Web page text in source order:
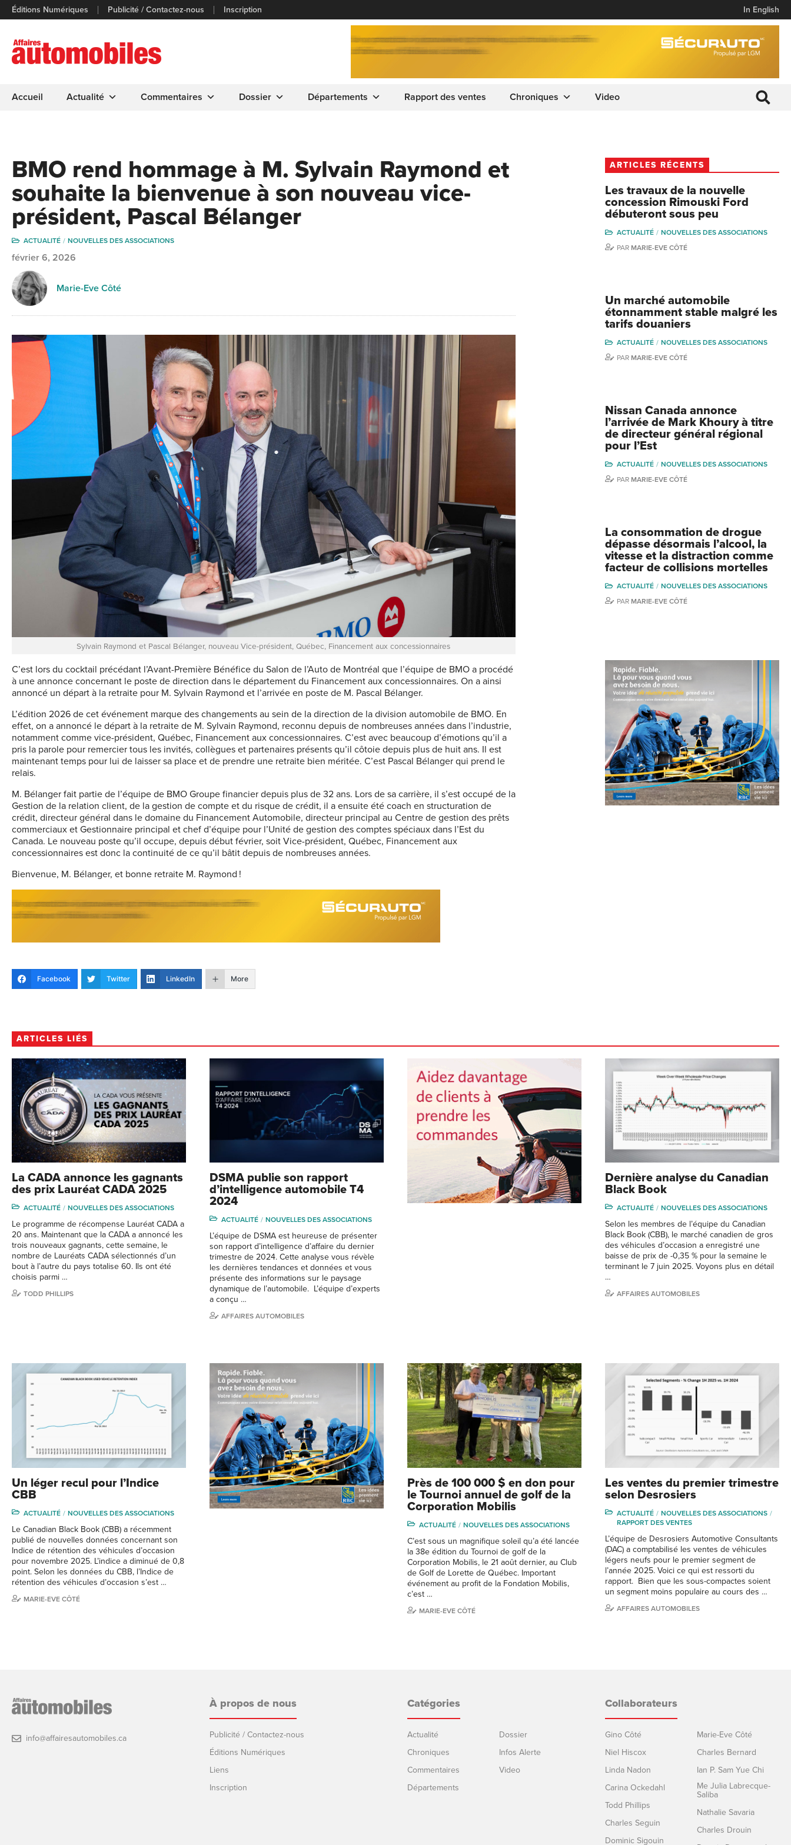
Éditions Numériques Publicité / Contactez-nous Inscription In English
Accueil Actualité Commentaires Dossier Départements Rapport des ventes Chroniques Video
BMO rend hommage à M. Sylvain Raymond et
souhaite la bienvenue à son nouveau vice-
président, Pascal Bélanger
ACTUALITÉ NOUVELLES DES ASSOCIATIONS
février 6, 2026
Marie-Eve Côté
Sylvain Raymond et Pascal Bélanger, nouveau Vice-président, Québec, Financement aux concessionnaires
C’est lors du cocktail précédant l’Avant-Première Bénéfice du Salon de l’Auto de Montréal que l’équipe de BMO a procédé
à une annonce concernant le poste de direction dans le département du Financement aux concessionnaires. On a ainsi
annoncé un départ à la retraite pour M. Sylvain Raymond et l’arrivée en poste de M. Pascal Bélanger.
L’édition 2026 de cet événement marque des changements au sein de la direction de la division automobile de BMO. En
effet, on a annoncé le départ à la retraite de M. Sylvain Raymond, reconnu depuis de nombreuses années dans l’industrie,
notamment comme vice-président, Québec, Financement aux concessionnaires. C’est avec beaucoup d’émotions qu’il a
pris la parole pour remercier tous les invités, collègues et partenaires présents qu’il côtoie depuis plus de huit ans. Il est
maintenant temps pour lui de laisser sa place et de prendre une retraite bien méritée. C’est Pascal Bélanger qui prend le
relais.
M. Bélanger fait partie de l’équipe de BMO Groupe financier depuis plus de 32 ans. Lors de sa carrière, il s’est occupé de la
Gestion de la relation client, de la gestion de compte et du risque de crédit, il a ensuite été coach en structuration de
crédit, directeur général dans le domaine du Financement Automobile, directeur principal au Centre de gestion des prêts
commerciaux et Gestionnaire principal et chef d’équipe pour l’Unité de gestion des comptes spéciaux dans l’Est du
Canada. Le nouveau poste qu’il occupe, depuis début février, soit Vice-président, Québec, Financement aux
concessionnaires est donc la continuité de ce qu’il bâtit depuis de nombreuses années.
Bienvenue, M. Bélanger, et bonne retraite M. Raymond !
Facebook Twitter LinkedIn More
ARTICLES RÉCENTS
Les travaux de la nouvelle
concession Rimouski Ford
débuteront sous peu
ACTUALITÉ
NOUVELLES DES ASSOCIATIONS
PAR MARIE-EVE CÔTÉ
Un marché automobile
étonnamment stable malgré les
tarifs douaniers
ACTUALITÉ
NOUVELLES DES ASSOCIATIONS
PAR MARIE-EVE CÔTÉ
Nissan Canada annonce
l’arrivée de Mark Khoury à titre
de directeur général régional
pour l’Est
ACTUALITÉ
NOUVELLES DES ASSOCIATIONS
PAR MARIE-EVE CÔTÉ
La consommation de drogue
dépasse désormais l’alcool, la
vitesse et la distraction comme
facteur de collisions mortelles
ACTUALITÉ
NOUVELLES DES ASSOCIATIONS
PAR MARIE-EVE CÔTÉ
ARTICLES LIÉS
La CADA annonce les gagnants
des prix Lauréat CADA 2025
ACTUALITÉ NOUVELLES DES ASSOCIATIONS
Le programme de récompense Lauréat CADA a
20 ans. Maintenant que la CADA a annoncé les
trois nouveaux gagnants, cette semaine, le
nombre de Lauréats CADA sélectionnés d’un
bout à l’autre du pays totalise 60. Ils ont été
choisis parmi …
TODD PHILLIPS
DSMA publie son rapport
d’intelligence automobile T4
2024
ACTUALITÉ NOUVELLES DES ASSOCIATIONS
L’équipe de DSMA est heureuse de présenter
son rapport d’intelligence d’affaire du dernier
trimestre de 2024. Cette analyse vous révèle
les dernières tendances et données et vous
présente des informations sur le paysage
dynamique de l’automobile. L’équipe d’experts
a conçu …
AFFAIRES AUTOMOBILES
Dernière analyse du Canadian
Black Book
ACTUALITÉ NOUVELLES DES ASSOCIATIONS
Selon les membres de l’équipe du Canadian
Black Book (CBB), le marché canadien de gros
des véhicules d’occasion a enregistré une
baisse de prix de -0,35 % pour la semaine le
terminant le 7 juin 2025. Voyons plus en détail
…
AFFAIRES AUTOMOBILES
Un léger recul pour l’Indice
CBB
ACTUALITÉ NOUVELLES DES ASSOCIATIONS
Le Canadian Black Book (CBB) a récemment
publié de nouvelles données concernant son
Indice de rétention des véhicules d’occasion
pour novembre 2025. L’indice a diminué de 0,8
point. Selon les données du CBB, l’Indice de
rétention des véhicules d’occasion s’est …
MARIE-EVE CÔTÉ
Près de 100 000 $ en don pour
le Tournoi annuel de golf de la
Corporation Mobilis
ACTUALITÉ NOUVELLES DES ASSOCIATIONS
C’est sous un magnifique soleil qu’a été lancée
la 38e édition du Tournoi de golf de la
Corporation Mobilis, le 21 août dernier, au Club
de Golf de Lorette de Québec. Important
événement au profit de la Fondation Mobilis,
c’est …
MARIE-EVE CÔTÉ
Les ventes du premier trimestre
selon Desrosiers
ACTUALITÉ
NOUVELLES DES ASSOCIATIONS
RAPPORT DES VENTES
L’équipe de Desrosiers Automotive Consultants
(DAC) a comptabilisé les ventes de véhicules
légers neufs pour le premier segment de
l’année 2025. Voici ce qui est ressorti du
rapport. Bien que les sous-compactes soient
un segment moins populaire au cours des …
AFFAIRES AUTOMOBILES
info@affairesautomobiles.ca
À propos de nous
Publicité / Contactez-nous
Éditions Numériques
Liens
Inscription
Catégories
Actualité
Chroniques
Commentaires
Départements
Dossier
Infos Alerte
Video
Collaborateurs
Gino Côté
Niel Hiscox
Linda Nadon
Carina Ockedahl
Todd Phillips
Charles Seguin
Dominic Sigouin
Marie-Eve Côté
Charles Bernard
Ian P. Sam Yue Chi
Me Julia Labrecque-
Saliba
Nathalie Savaria
Charles Drouin